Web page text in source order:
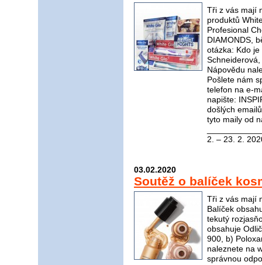
Tři z vás mají
produktů
Profesional
DIAMONDS,
otázka: Kdo
Nápovědu
Pošlete nám
telefon na e-
napište:
došlých
tyto maily od
2. – 23. 2.
03.02.2020
Soutěž o balíček
Tři z vás mají
Balíček
tekutý
obsahuje
900, b)
naleznete na
správnou